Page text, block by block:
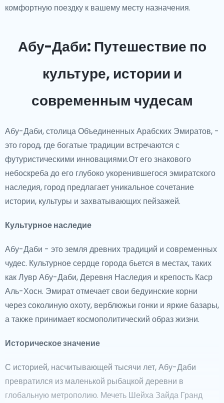
комфортную поездку к вашему месту назначения.
Абу-Даби: Путешествие по
культуре, истории и
современным чудесам
Абу-Даби, столица Объединенных Арабских Эмиратов, -
это город, где богатые традиции встречаются с
футуристическими инновациями.От его знакового
небоскреба до его глубоко укоренившегося эмиратского
наследия, город предлагает уникальное сочетание
истории, культуры и захватывающих пейзажей.
Культурное наследие
Абу-Даби - это земля древних традиций и современных
чудес. Культурное сердце города бьется в местах, таких
как Лувр Абу-Даби, Деревня Наследия и крепость Каср
Аль-Хосн. Эмират отмечает свои бедуинские корни
через соколиную охоту, верблюжьи гонки и яркие базары,
а также принимает космополитический образ жизни.
Историческое значение
С историей, насчитывающей тысячи лет, Абу-Даби
превратился из маленькой рыбацкой деревни в
глобальную метрополию. Мечеть Шейха Зайда Гранд